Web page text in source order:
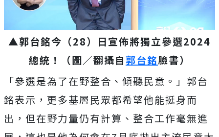
▲郭台銘今（28）日宣佈將獨立參選2024
總統！（圖／翻攝自郭台銘臉書）
「參選是為了在野整合、傾聽民意。」郭台
銘表示，更多基層民眾都希望他能挺身而
出，但在野力量仍有計算、整合工作毫無進